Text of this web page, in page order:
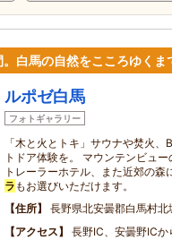
白馬の自然をこころゆくま
ルポゼ白馬
フォトギャラリー
「木と火とトキ」サウナや焚火
トドア体験を。 マウンテンビュ
トレーラーホテル、また近郊の
ラ もお選びいただけます。
住所
長野県北安曇郡白馬村
アクセス
長野IC、安曇野ICか